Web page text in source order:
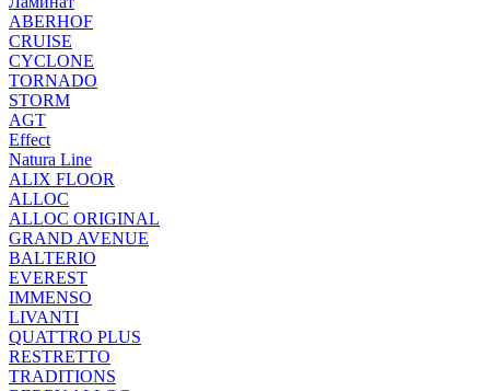
ABERHOF
CRUISE
CYCLONE
TORNADO
STORM
AGT
Effect
Natura Line
ALIX FLOOR
ALLOC
ALLOC ORIGINAL
GRAND AVENUE
BALTERIO
EVEREST
IMMENSO
LIVANTI
QUATTRO PLUS
RESTRETTO
TRADITIONS